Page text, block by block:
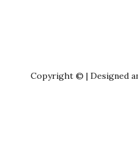
Copyright © | Designed